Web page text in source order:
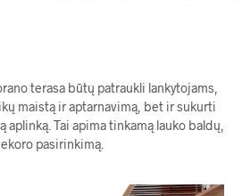
terasa būtų patraukli lankytojams,
maistą ir aptarnavimą, bet ir sukurti
Tai apima tinkamą lauko baldų,
pasirinkimą.